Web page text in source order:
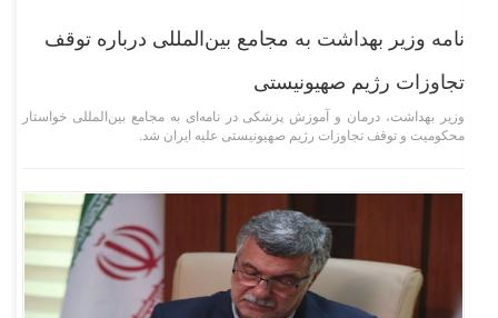
نامه وزیر بهداشت به مجامع بین‌المللی درباره توقف
تجاوزات رژیم صهیونیستی
وزیر بهداشت، درمان و آموزش پزشکی در نامه‌ای به مجامع بین‌المللی خواستار
محکومیت و توقف تجاوزات رژیم صهیونیستی علیه ایران شد.